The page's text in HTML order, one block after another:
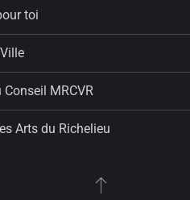
toi
Conseil MRCVR
Arts du Richelieu